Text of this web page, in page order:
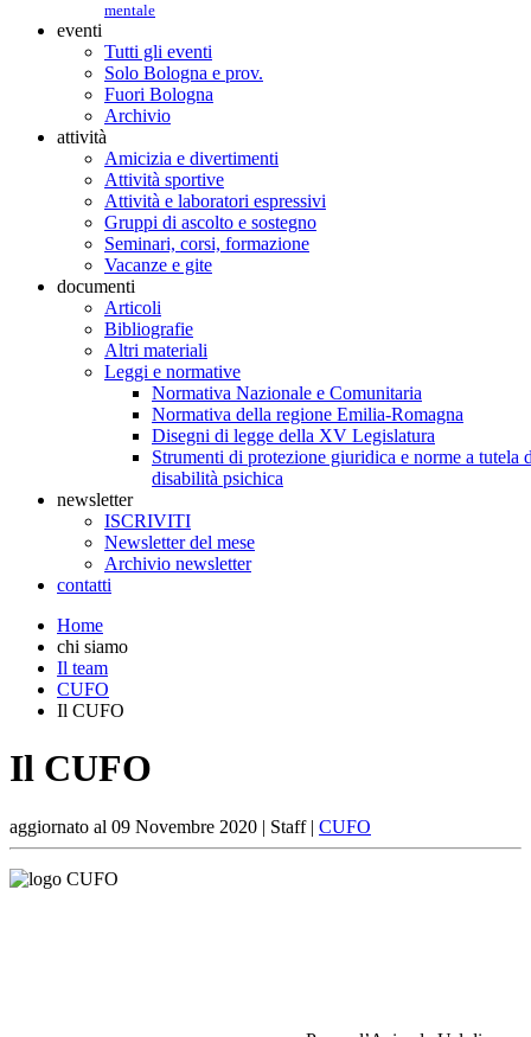
mentale
eventi
Tutti gli eventi
Solo Bologna e prov.
Fuori Bologna
Archivio
attività
Amicizia e divertimenti
Attività sportive
Attività e laboratori espressivi
Gruppi di ascolto e sostegno
Seminari, corsi, formazione
Vacanze e gite
documenti
Articoli
Bibliografie
Altri materiali
Leggi e normative
Normativa Nazionale e Comunitaria
Normativa della regione Emilia-Romagna
Disegni di legge della XV Legislatura
Strumenti di protezione giuridica e norme a tutela
disabilità psichica
newsletter
ISCRIVITI
Newsletter del mese
Archivio newsletter
contatti
Home
chi siamo
Il team
CUFO
Il CUFO
Il CUFO
aggiornato al 09 Novembre 2020 | Staff | CUFO